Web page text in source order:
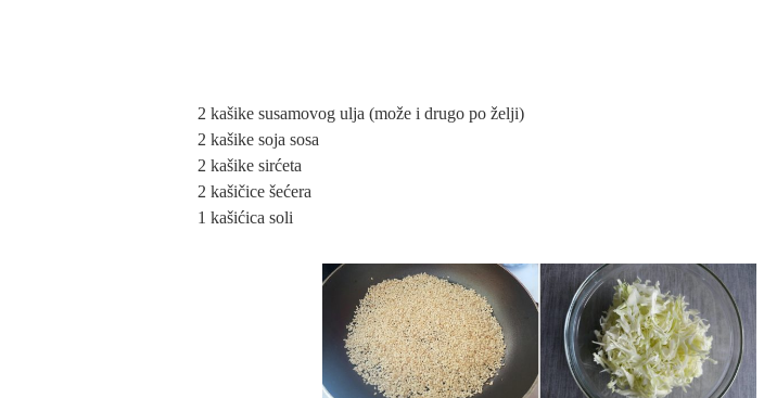
2 kašike susamovog ulja (može i drugo po želji)
2 kašike soja sosa
2 kašike sirćeta
2 kašičice šećera
1 kašićica soli